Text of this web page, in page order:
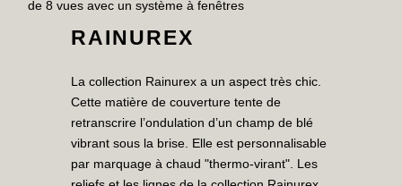
de 8 vues avec un système à fenêtres
RAINUREX
La collection Rainurex a un aspect très chic.
Cette matière de couverture tente de
retranscrire l’ondulation d’un champ de blé
vibrant sous la brise. Elle est personnalisable
par marquage à chaud "thermo-virant". Les